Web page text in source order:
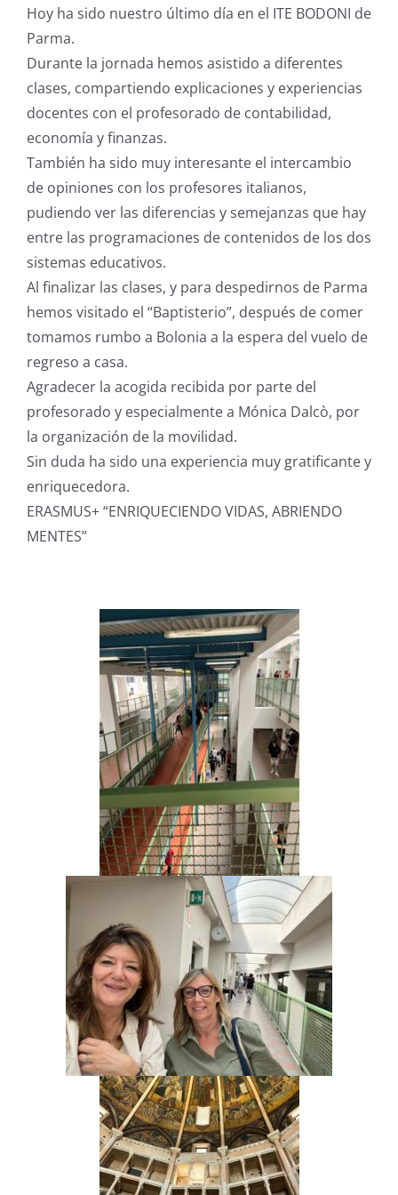
Hoy ha sido nuestro último día en el ITE BODONI de
Parma.
Durante la jornada hemos asistido a diferentes
clases, compartiendo explicaciones y experiencias
docentes con el profesorado de contabilidad,
economía y finanzas.
También ha sido muy interesante el intercambio
de opiniones con los profesores italianos,
pudiendo ver las diferencias y semejanzas que hay
entre las programaciones de contenidos de los dos
sistemas educativos.
Al finalizar las clases, y para despedirnos de Parma
hemos visitado el “Baptisterio”, después de comer
tomamos rumbo a Bolonia a la espera del vuelo de
regreso a casa.
Agradecer la acogida recibida por parte del
profesorado y especialmente a Mónica Dalcò, por
la organización de la movilidad.
Sin duda ha sido una experiencia muy gratificante y
enriquecedora.
ERASMUS+ “ENRIQUECIENDO VIDAS, ABRIENDO
MENTES”